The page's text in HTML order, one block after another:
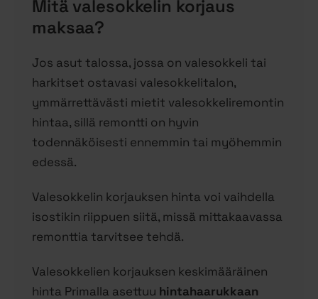
Mitä valesokkelin korjaus
maksaa?
Jos asut talossa, jossa on valesokkeli tai
harkitset ostavasi valesokkelitalon,
ymmärrettävästi mietit valesokkeliremontin
hintaa, sillä remontti on hyvin
todennäköisesti ennemmin tai myöhemmin
edessä.
Valesokkelin korjauksen hinta voi vaihdella
isostikin riippuen siitä, missä mittakaavassa
remonttia tarvitsee tehdä.
Valesokkelien korjauksen keskimääräinen
hinta Primalla asettuu hintahaarukkaan